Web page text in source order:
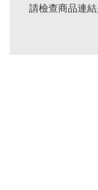
請檢查商品連結